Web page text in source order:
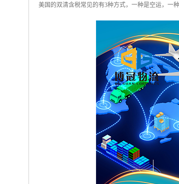
美国的双清含税常见的有3种方式，一种是空运，一